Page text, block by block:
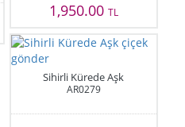
1,950.00 TL
Sihirli Kürede Aşk
AR0279